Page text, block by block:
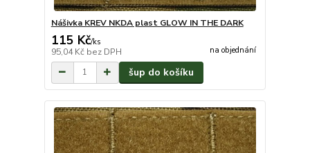
Nášivka KREV NKDA plast GLOW IN THE DARK
115 Kč/ks
95,04 Kč bez DPH na objednání
šup do košíku